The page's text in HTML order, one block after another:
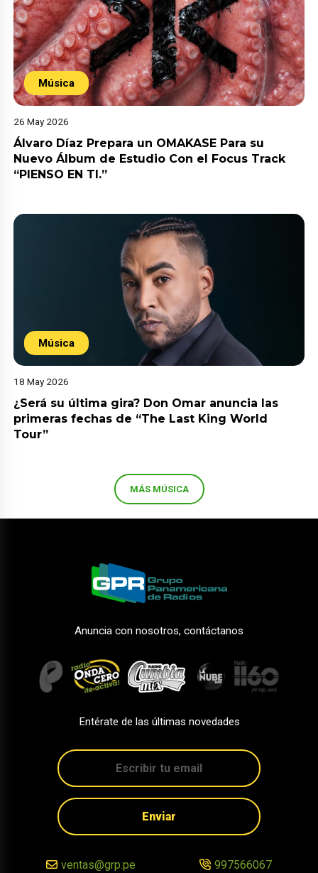
Música
26 May 2026
Álvaro Díaz Prepara un OMAKASE Para su
Nuevo Álbum de Estudio Con el Focus Track
“PIENSO EN TI.”
Música
18 May 2026
¿Será su última gira? Don Omar anuncia las
primeras fechas de “The Last King World
Tour”
MÁS MÚSICA
Anuncia con nosotros, contáctanos
Entérate de las últimas novedades
Enviar
ventas@grp.pe 997566067